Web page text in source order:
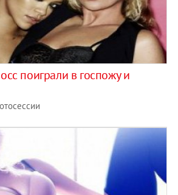
поиграли в госпожу и